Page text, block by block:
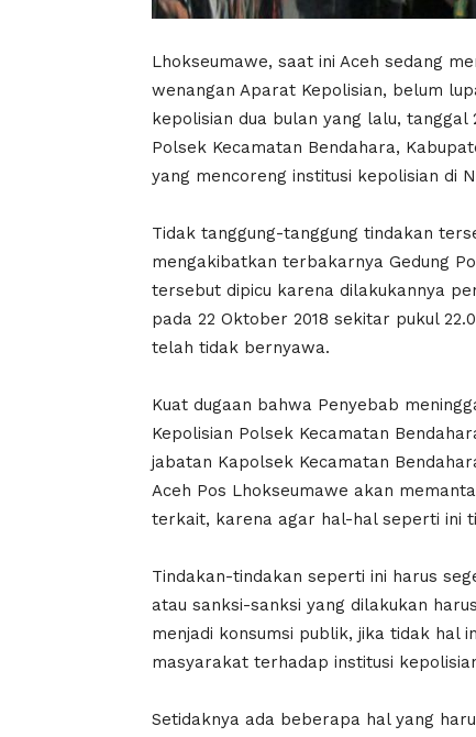
Lhokseumawe, saat ini Aceh sedang
wenangan Aparat Kepolisian, belum
kepolisian dua bulan yang lalu,
Polsek Kecamatan Bendahara,
yang mencoreng institusi kepolisian di
Tidak tanggung-tanggung tindakan
mengakibatkan terbakarnya Gedung
tersebut dipicu karena dilakukannya
pada 22 Oktober 2018 sekitar pukul
telah tidak bernyawa.
Kuat dugaan bahwa Penyebab
Kepolisian Polsek Kecamatan
jabatan Kapolsek Kecamatan
Aceh Pos Lhokseumawe akan
terkait, karena agar hal-hal seperti ini
Tindakan-tindakan seperti ini harus
atau sanksi-sanksi yang dilakukan
menjadi konsumsi publik, jika tidak hal
masyarakat terhadap institusi
Setidaknya ada beberapa hal yang